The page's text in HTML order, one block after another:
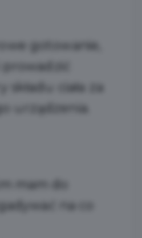
gotowanie,
składu ciała za
urządzenia.
mam do
na co